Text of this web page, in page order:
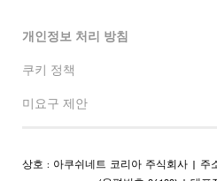
개인정보 처리 방침
쿠키 정책
미요구 제안
상호 : 아쿠쉬네트 코리아 주식회사 | 주